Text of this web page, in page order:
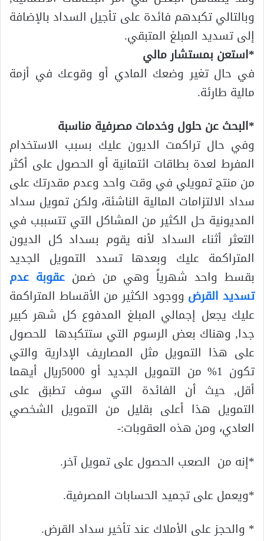
وبالتالي تكبدهم فائدة على تأجيل السداد بالإضافة
إلى تسديد المبلغ المتبقي.
*استعن بمستشار مالي
في حال تغير وضعك المادي أو وقوعك في أزمة
مالية طارئة.
*البحث عن حلول وخدمات مصرفية مناسبة
وفي حال تراكمت الديون عليك بسبب الاستخدام
المفرط لعدة بطاقات ائتمانية أو الحصول على أكثر
من منتج تمويلي في وقت واحد وعدم مقدرتك على
سداد الالتزامات المالية الناشئة، ولكن تمويل سداد
المديونية حل الكثير من المشاكل التي تتسببب في
التعثر أثناء السداد لأنه يقوم بسداد كل الديون
المتراكمة عليك وبعدها تسدد التمويل الجديد
بقسط واحد شهرياً وهي من ضمنعقوبة عدم
تسديد القرض ووجود الكثير من الأقساط المتراكمة
عليك يجعل إجمالي المبلغ المدفوع كل شهر كبير
جدا, وهناك بعض الرسوم التي ستتكبدها للحصول
على هذا التمويل مثل المصاريف الإدارية والتي
تكون 1% من التمويل الجديد أو 5000ريال أيهما
أقل, حيث أن الفائدة التي سوف تطبق على
التمويل هذا أعلى بقليل من التمويل الشخصي
العادي، ومن هذه العقوبات:-
*إنه من الصعب الحصول على تمويل آخر.
*ويعمل على تجميد الحسابات المصرفية.
* والحجز على الأملاك عند تأخير سداد القرض.